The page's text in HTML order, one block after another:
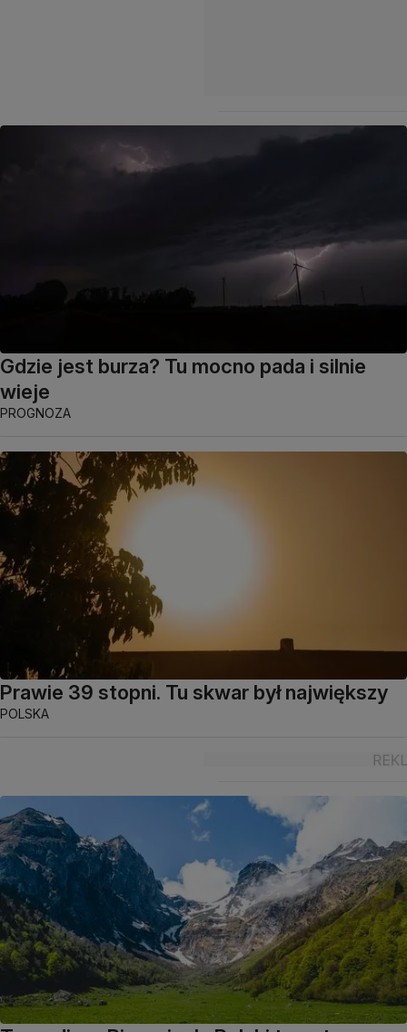
Gdzie jest burza? Tu mocno pada i silnie
wieje
PROGNOZA
Prawie 39 stopni. Tu skwar był największy
POLSKA